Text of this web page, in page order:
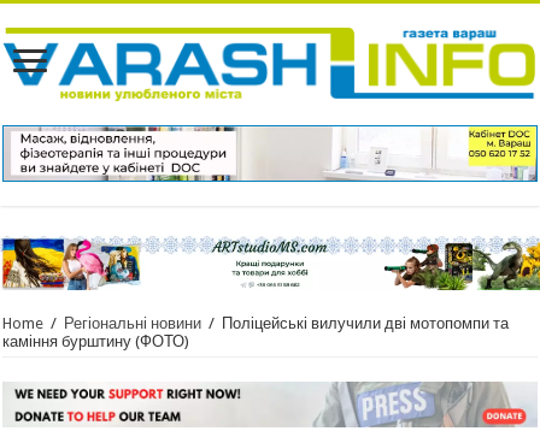
Home / Регіональні новини / Поліцейські вилучили дві мотопомпи та
каміння бурштину (ФОТО)